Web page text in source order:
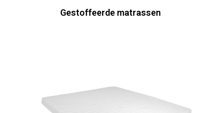
Gestoffeerde matrassen